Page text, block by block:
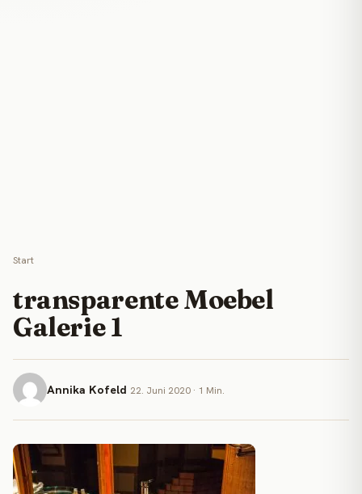
Start
transparente Moebel
Galerie 1
Annika Kofeld 22. Juni 2020 · 1 Min.